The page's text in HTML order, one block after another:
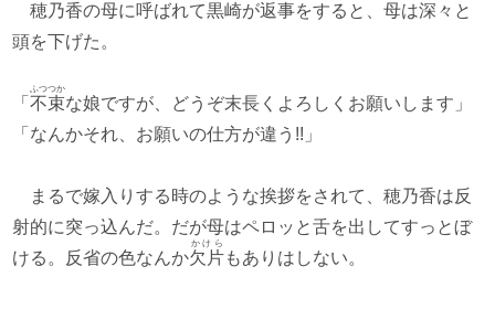
穂乃香の母に呼ばれて黒崎が返事をすると、母は深々と
頭を下げた。
「不束
ふつつか
な娘ですが、どうぞ末長くよろしくお願いします」
「なんかそれ、お願いの仕方が違う!!」
まるで嫁入りする時のような挨拶をされて、穂乃香は反
射的に突っ込んだ。だが母はペロッと舌を出してすっとぼ
ける。反省の色なんか欠片
かけら
もありはしない。